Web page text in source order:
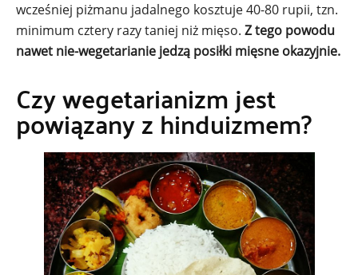
wcześniej piżmanu jadalnego kosztuje 40-80 rupii, tzn.
minimum cztery razy taniej niż mięso. Z tego powodu
nawet nie-wegetarianie jedzą posiłki mięsne okazyjnie.
Czy wegetarianizm jest
powiązany z hinduizmem?